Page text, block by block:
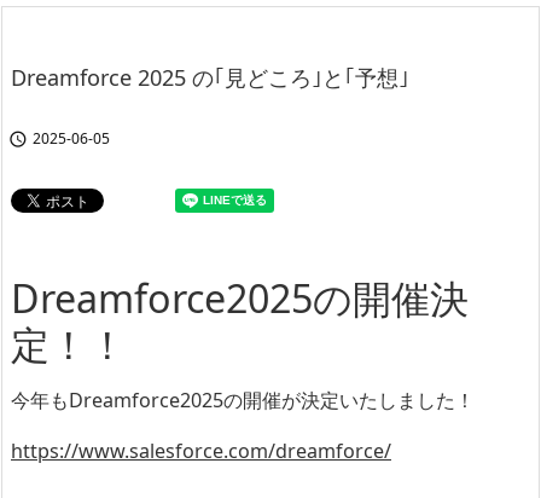
Dreamforce 2025 の｢見どころ｣と｢予想｣
 2025-06-05
Dreamforce2025の開催決
定！！
今年もDreamforce2025の開催が決定いたしました！
https://www.salesforce.com/dreamforce/